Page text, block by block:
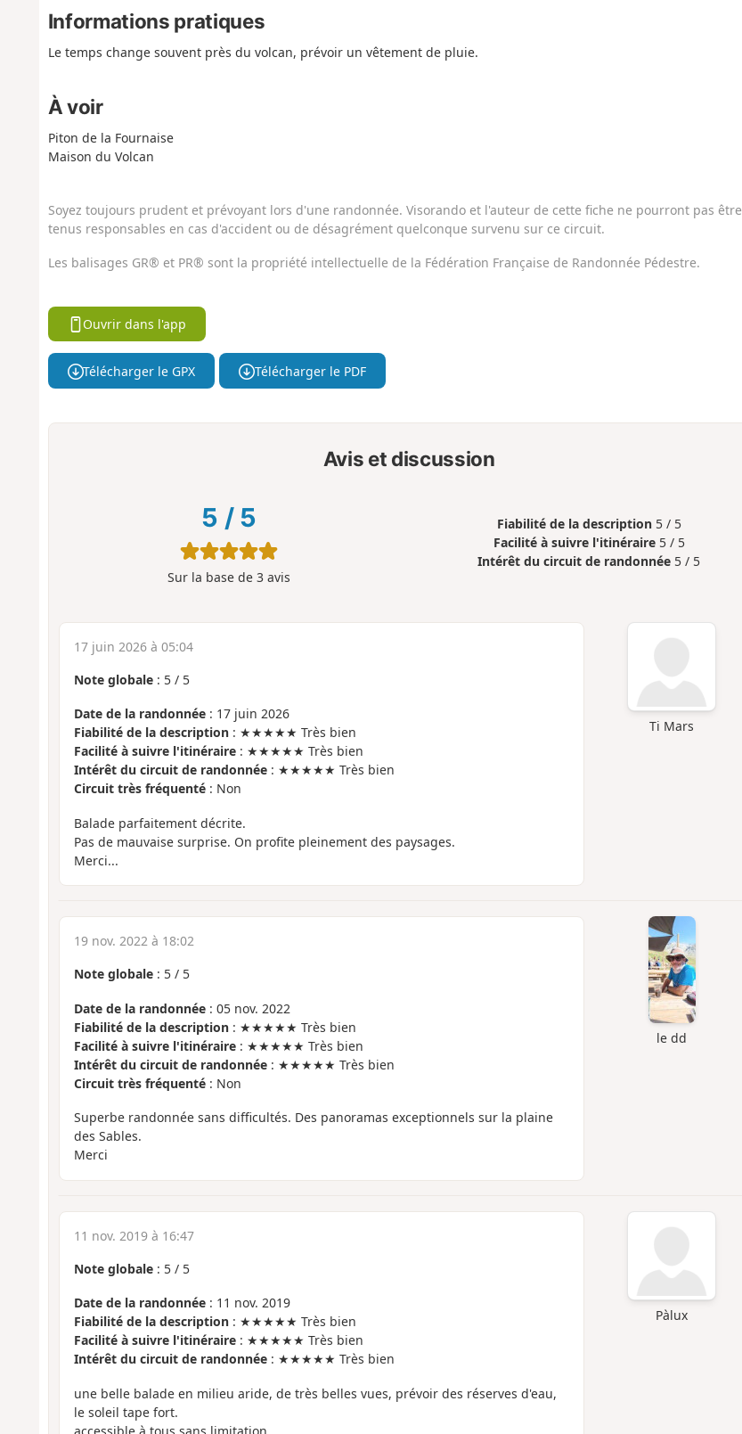
Informations pratiques
Le temps change souvent près du volcan, prévoir un vêtement de pluie.
À voir
Piton de la Fournaise
Maison du Volcan
Soyez toujours prudent et prévoyant lors d'une randonnée. Visorando et l'auteur de cette fiche ne pourront pas être
tenus responsables en cas d'accident ou de désagrément quelconque survenu sur ce circuit.
Les balisages GR® et PR® sont la propriété intellectuelle de la Fédération Française de Randonnée Pédestre.
Ouvrir dans l'app
Télécharger le GPX Télécharger le PDF
Avis et discussion
5 / 5
Sur la base de 3avis
Fiabilité de la description 5 / 5
Facilité à suivre l'itinéraire 5 / 5
Intérêt du circuit de randonnée 5 / 5
Ti Mars
17 juin 2026 à 05:04
Note globale: 5/ 5
Date de la randonnée: 17 juin 2026
Fiabilité de la description: ★★★★★ Très bien
Facilité à suivre l'itinéraire: ★★★★★ Très bien
Intérêt du circuit de randonnée: ★★★★★ Très bien
Circuit très fréquenté: Non
Balade parfaitement décrite.
Pas de mauvaise surprise. On profite pleinement des paysages.
Merci...
le dd
19 nov. 2022 à 18:02
Note globale: 5/ 5
Date de la randonnée: 05 nov. 2022
Fiabilité de la description: ★★★★★ Très bien
Facilité à suivre l'itinéraire: ★★★★★ Très bien
Intérêt du circuit de randonnée: ★★★★★ Très bien
Circuit très fréquenté: Non
Superbe randonnée sans difficultés. Des panoramas exceptionnels sur la plaine
des Sables.
Merci
Pàlux
11 nov. 2019 à 16:47
Note globale: 5/ 5
Date de la randonnée: 11 nov. 2019
Fiabilité de la description: ★★★★★ Très bien
Facilité à suivre l'itinéraire: ★★★★★ Très bien
Intérêt du circuit de randonnée: ★★★★★ Très bien
une belle balade en milieu aride, de très belles vues, prévoir des réserves d'eau,
le soleil tape fort.
accessible à tous sans limitation